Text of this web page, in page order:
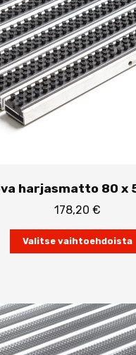
harjasmatto 80 x
178,20 €
Valitse vaihtoehdoista